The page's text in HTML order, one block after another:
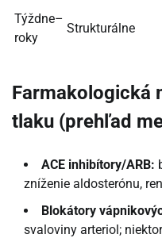
Týždne–
roky
Strukturálne
Farmakologická
tlaku (prehľad
ACE inhibítory/ARB:
zníženie aldosterónu,
Blokátory
svaloviny arteriol;